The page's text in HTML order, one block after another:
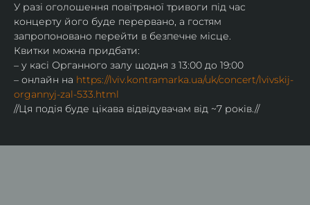
У разі оголошення повітряної тривоги під час
концерту його буде перервано, а гостям
запропоновано перейти в безпечне місце.
Квитки можна придбати:
– у касі Органного залу щодня з 13:00 до 19:00
– онлайн на https://lviv.kontramarka.ua/uk/concert/lvivskij-
organnyj-zal-533.html
//Ця подія буде цікава відвідувачам від ~7 років.//